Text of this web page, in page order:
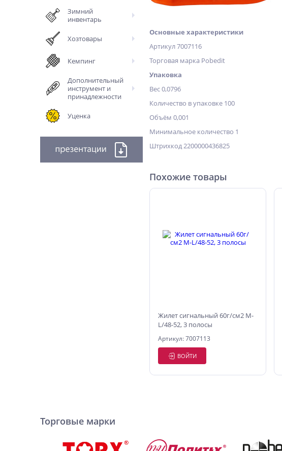
Зимний
инвентарь
Хозтовары
Кемпинг
Дополнительный
инструмент и
принадлежности
Уценка
Основные характеристики
Артикул 7007116
Торговая марка Pobedit
Упаковка
Вес 0,0796
Количество в упаковке 100
Объём 0,001
Минимальное количество 1
Штрихкод 2200000436825
Похожие товары
Жилет сигнальный 60г/см2 M-
L/48-52, 3 полосы
Артикул: 7007113
ВОЙТИ
Торговые марки